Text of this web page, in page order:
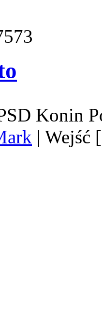
Konin
| Wejść